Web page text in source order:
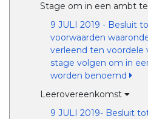
Stage om in een ambt
9 JULI 2019 - Besluit
voorwaarden
verleend ten voordele
stage volgen om in
worden benoemd
Leerovereenkomst
9 JULI 2019- Besluit